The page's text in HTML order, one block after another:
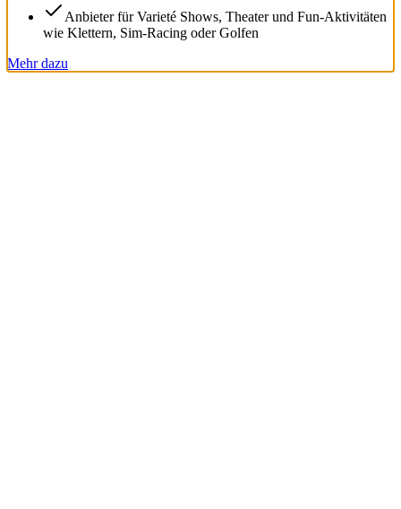
Anbieter für Varieté Shows, Theater und Fun-Aktivitäten
wie Klettern, Sim-Racing oder Golfen
Mehr dazu